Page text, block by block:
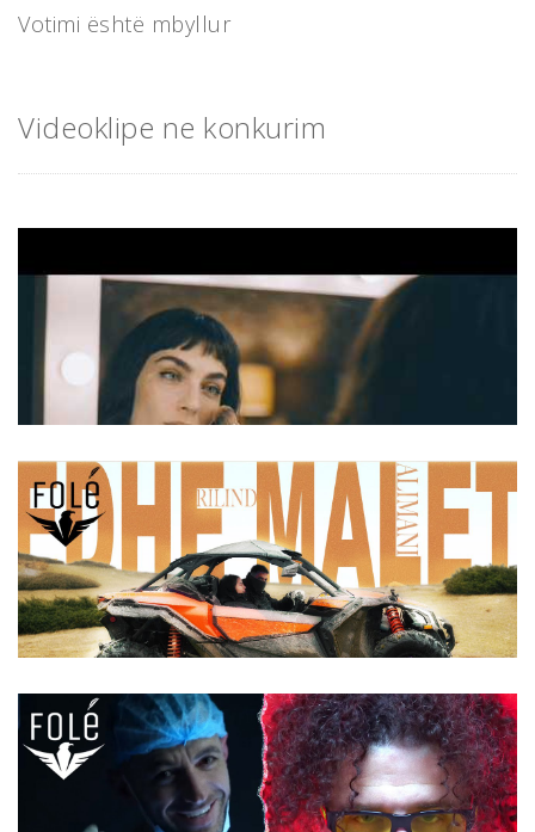
Votimi është mbyllur
Videoklipe ne konkurim